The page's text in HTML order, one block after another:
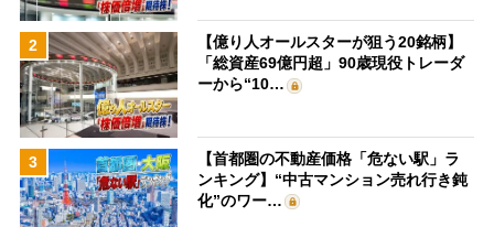
2
【億り人オールスターが狙う20銘柄】
「総資産69億円超」90歳現役トレーダ
ーから“10…
3
【首都圏の不動産価格「危ない駅」ラ
ンキング】“中古マンション売れ行き鈍
化”のワー…